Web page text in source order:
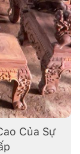
Của Sự